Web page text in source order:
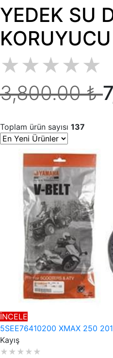
YEDEK SU
KORUYUCU
★★★★★
3,800.00 ₺
Toplam ürün sayısı 137
İNCELE
5SEE76410200 XMAX 250
Kayış
★ ★ ★ ★ ★